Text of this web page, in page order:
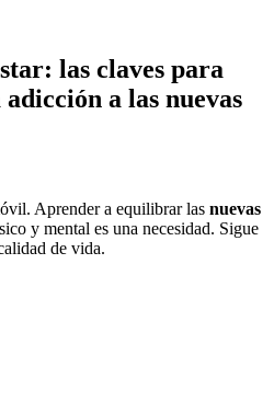
las claves para
a las nuevas
Aprender a equilibrar las nuevas
y mental es una necesidad. Sigue
de vida.